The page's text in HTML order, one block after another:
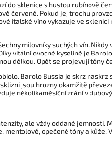
do sklenice s hustou rubínově
červené. Pokud jej trochu
italské víno vykazuje ve
milovníky suchých vín.
vitální ovocné kyselině je
délkou. Opět se projevují tóny
Barolo Bussia je skrz
jsou hrozny okamžitě
několikaměsíční zrání v
ale vždy oddané jemnosti.
mentolové, opečené tóny a